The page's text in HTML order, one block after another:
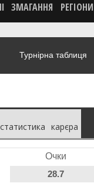
ЗМАГАННЯ РЕГІОНИ
Турнірна таблиця
карєра
Очки
28.7